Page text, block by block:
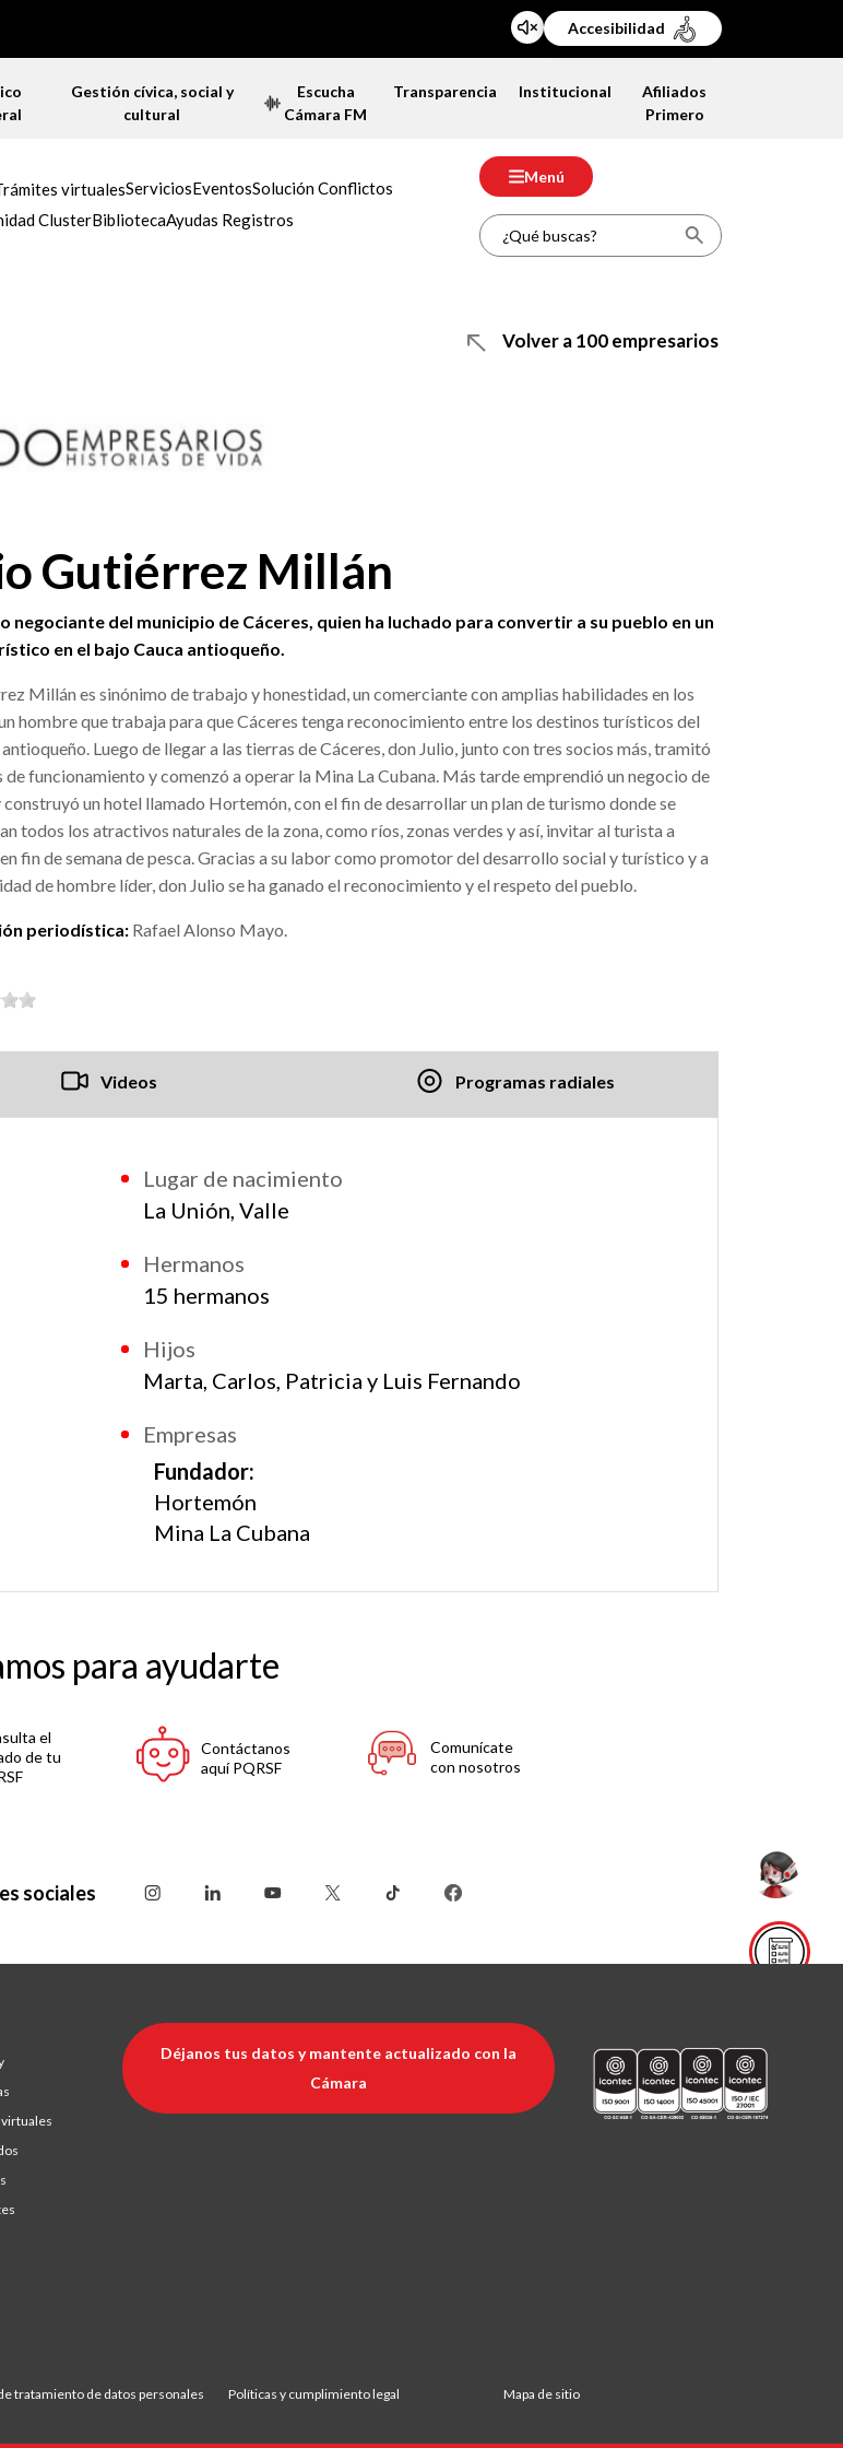
Accesibilidad
Gestión cívica, social y
cultural
Escucha
Cámara FM
Transparencia Institucional
Afiliados
Primero
virtualesServiciosEventosSolución Conflictos
ClusterBibliotecaAyudas Registros
Menú
Volver a 100 empresarios
Gutiérrez Millán
negociante del municipio de Cáceres, quien ha luchado para convertir a su pueblo en un
en el bajo Cauca antioqueño.
Millán es sinónimo de trabajo y honestidad, un comerciante con amplias habilidades en los
hombre que trabaja para que Cáceres tenga reconocimiento entre los destinos turísticos del
Luego de llegar a las tierras de Cáceres, don Julio, junto con tres socios más, tramitó
de funcionamiento y comenzó a operar la Mina La Cubana. Más tarde emprendió un negocio de
un hotel llamado Hortemón, con el fin de desarrollar un plan de turismo donde se
todos los atractivos naturales de la zona, como ríos, zonas verdes y así, invitar al turista a
fin de semana de pesca. Gracias a su labor como promotor del desarrollo social y turístico y a
de hombre líder, don Julio se ha ganado el reconocimiento y el respeto del pueblo.
periodística: Rafael Alonso Mayo.
Videos Programas radiales
Lugar de nacimiento
La Unión, Valle
Hermanos
15 hermanos
Hijos
Marta, Carlos, Patricia y Luis Fernando
Empresas
Fundador:
Hortemón
Mina La Cubana
para ayudarte
el
de tu
Contáctanos
aquí PQRSF
Comunícate
con nosotros
sociales
Déjanos tus datos y mantente actualizado con la
Cámara
tratamiento de datos personalesPolíticas y cumplimiento legal Mapa de sitio